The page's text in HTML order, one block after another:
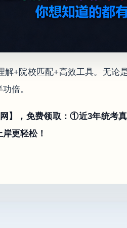
+院校匹配+高效工具。无论
倍。
网】，免费领取：①近3年统
更轻松！